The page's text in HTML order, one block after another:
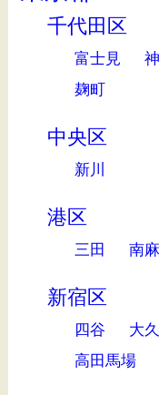
千代田区
富士見
麹町
中央区
新川
港区
三田 南
新宿区
四谷 大
高田馬場